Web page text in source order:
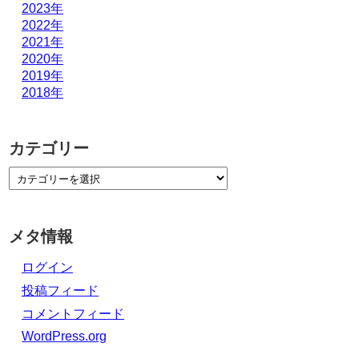
2023年
2022年
2021年
2020年
2019年
2018年
カテゴリー
メタ情報
ログイン
投稿フィード
コメントフィード
WordPress.org